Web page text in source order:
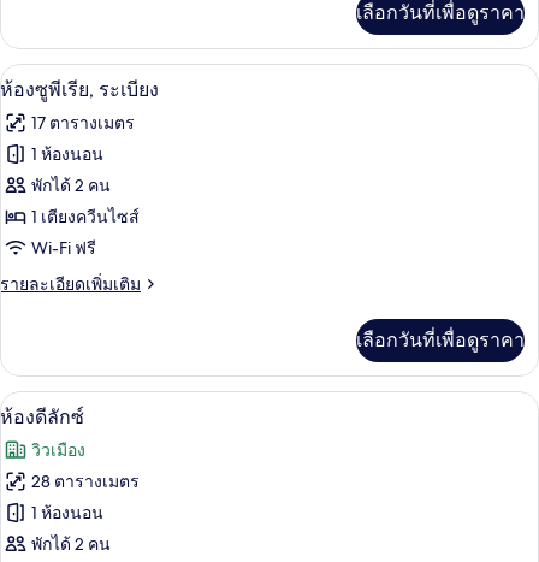
หรือ
ทวิน
เกี่ยว
กับ
ห้อง
พี
เรียดั
บเบิล
หรือ
ทวิ
น
เลือกวันที่เพื่อดูราคา
เปิด
ภาพถ่าย
ทั้งหมด
ของ
ห้อง
ซู
พี
ระเบียง
ห้องซูพีเรีย, ระเบียง | เครื่องนอนป้อ
8
ห้องซูพีเรีย, ระเบียง
17 ตารางเมตร
1 ห้องนอน
พักได้ 2 คน
1 เตียงควีนไซส์
Wi-Fi ฟรี
รายละเอียดเพิ่มเติม
ราย
เกี่ยว
กับ
ห้อง
พี
เรีย,
ระเบียง
เลือกวันที่เพื่อดูราคา
เปิด
ภาพถ่าย
ทั้งหมด
ของ
ห้อง
ห้องดีลักซ์ | เครื่องนอนป้องกันสารก่อ
8
ห้องดีลักซ์
วิวเมือง
28 ตารางเมตร
1 ห้องนอน
พักได้ 2 คน